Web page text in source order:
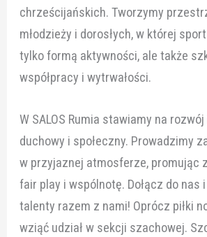
chrześcijańskich. Tworzymy
młodzieży i dorosłych, w której
tylko formą aktywności, ale także
współpracy i wytrwałości.
W SALOS Rumia stawiamy na
duchowy i społeczny. Prowadzimy
w przyjaznej atmosferze, promując
fair play i wspólnotę. Dołącz do nas
talenty razem z nami! Oprócz piłki
wziąć udział w sekcji szachowej.